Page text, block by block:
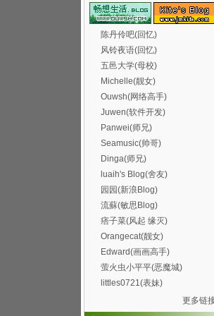
陈丹伶吧(回忆)
风铃夜语(回忆)
五邑大学(母校)
Michelle(靓女)
Ouwsh(网络高手)
Juwen(软件开发)
Panwei(师兄)
Seamusic(帅哥)
Dinga(师兄)
luaih's Blog(舍友)
园园(新浪Blog)
流蘇(敏思Blog)
痞子菜(风起 缘灭)
Orangecat(靓女)
Edward(画画高手)
萤火虫小平平(恶魔城)
littles0721(表妹)
更多链